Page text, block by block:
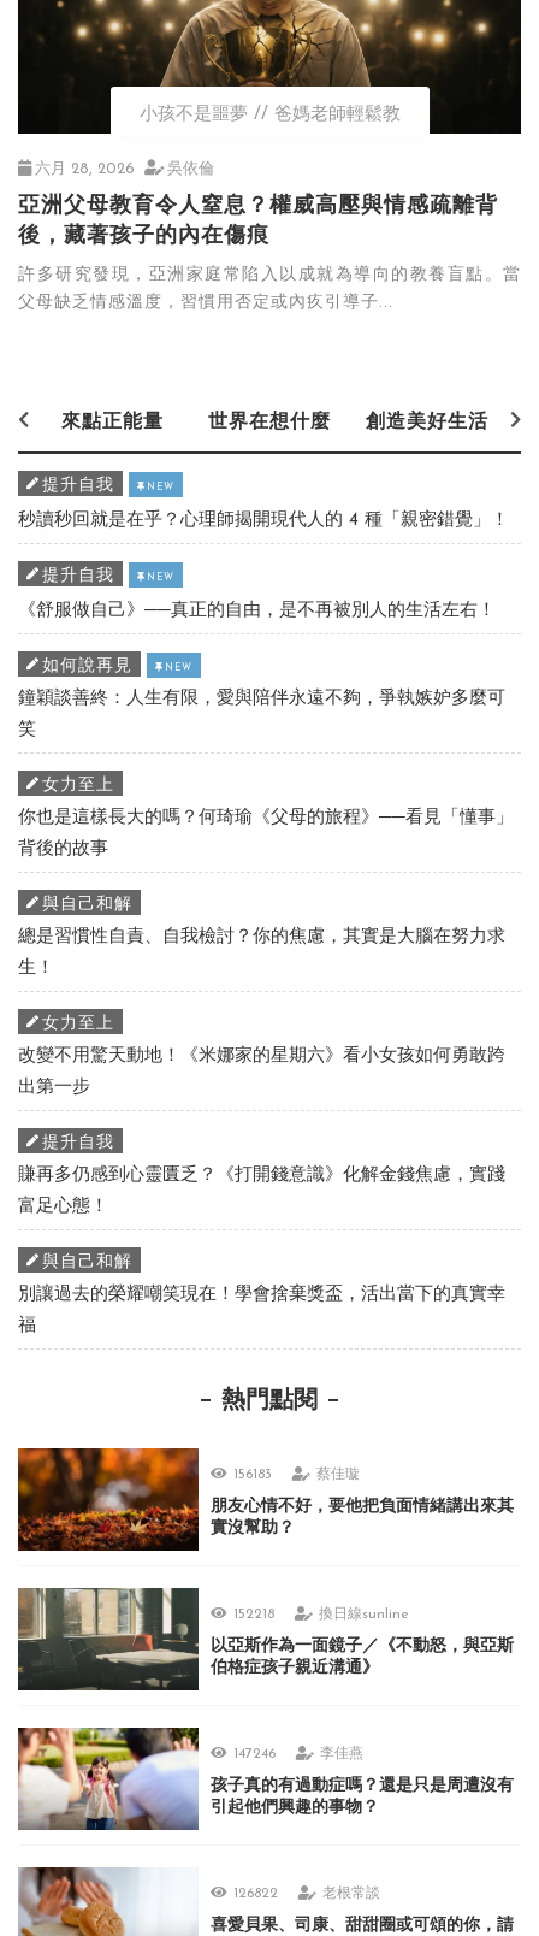
小孩不是噩夢 爸媽老師輕鬆教
六月 28, 2026 吳依倫
亞洲父母教育令人窒息？權威高壓與情感疏離背
後，藏著孩子的內在傷痕
許多研究發現，亞洲家庭常陷入以成就為導向的教養盲點。當
父母缺乏情感溫度，習慣用否定或內疚引導子...
來點正能量 世界在想什麼 創造美好生活
提升自我 NEW
秒讀秒回就是在乎？心理師揭開現代人的 4 種「親密錯覺」！
提升自我 NEW
《舒服做自己》──真正的自由，是不再被別人的生活左右！
如何說再見 NEW
鐘穎談善終：人生有限，愛與陪伴永遠不夠，爭執嫉妒多麼可
笑
女力至上
你也是這樣長大的嗎？何琦瑜《父母的旅程》──看見「懂事」
背後的故事
與自己和解
總是習慣性自責、自我檢討？你的焦慮，其實是大腦在努力求
生！
女力至上
改變不用驚天動地！《米娜家的星期六》看小女孩如何勇敢跨
出第一步
提升自我
賺再多仍感到心靈匱乏？《打開錢意識》化解金錢焦慮，實踐
富足心態！
與自己和解
別讓過去的榮耀嘲笑現在！學會捨棄獎盃，活出當下的真實幸
福
熱門點閱
156183 蔡佳璇
朋友心情不好，要他把負面情緒講出來其
實沒幫助？
152218 換日線sunline
以亞斯作為一面鏡子／《不動怒，與亞斯
伯格症孩子親近溝通》
147246 李佳燕
孩子真的有過動症嗎？還是只是周遭沒有
引起他們興趣的事物？
126822 老根常談
喜愛貝果、司康、甜甜圈或可頌的你，請